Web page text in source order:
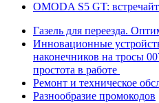
OMODA S5 GT:
Газель для переезда.
Инновационные
наконечников на тросы
простота в работе
Ремонт и техническое
Разнообразие промокодов